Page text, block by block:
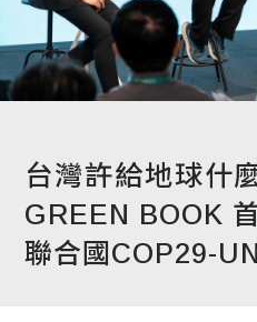
展
選品
們 About DFUN
目 Services
台灣許給地球什
GREEN BOOK
聯合國COP29-